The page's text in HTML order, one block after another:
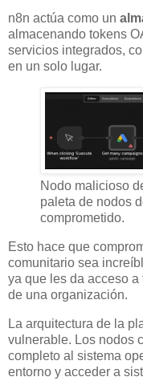
n8n actúa como un
almacenando tokens
servicios integrados,
en un solo lugar.
Nodo malicioso
paleta de nodos
comprometido.
Esto hace que
comunitario sea
ya que les da acceso
de una organización.
La arquitectura de la
vulnerable. Los nodos
completo al sistema
entorno y acceder a